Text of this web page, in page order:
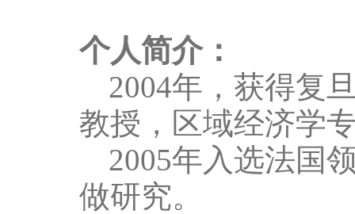
个人简介：
2004年，获得复
教授，区域经济学
2005年入选法国
做研究。